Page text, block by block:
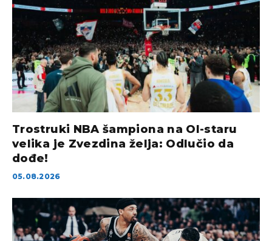
Trostruki NBA šampiona na Ol-staru
velika je Zvezdina želja: Odlučio da
dođe!
05.08.2026